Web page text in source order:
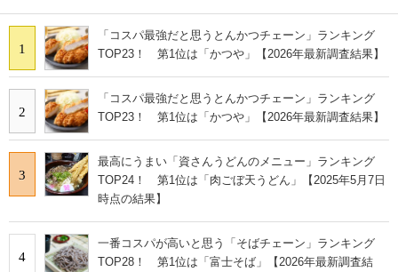
1
「コスパ最強だと思うとんかつチェーン」ランキング
TOP23！ 第1位は「かつや」【2026年最新調査結果】
2
「コスパ最強だと思うとんかつチェーン」ランキング
TOP23！ 第1位は「かつや」【2026年最新調査結果】
3
最高にうまい「資さんうどんのメニュー」ランキング
TOP24！ 第1位は「肉ごぼ天うどん」【2025年5月7日
時点の結果】
4
一番コスパが高いと思う「そばチェーン」ランキング
TOP28！ 第1位は「富士そば」【2026年最新調査結